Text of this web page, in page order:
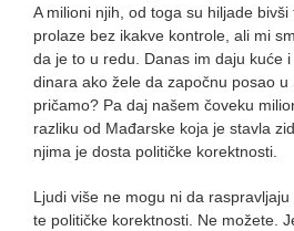
A milioni njih, od toga su hiljade
prolaze bez ikakve kontrole, ali mi
da je to u redu. Danas im daju kuće
dinara ako žele da započnu posao
pričamo? Pa daj našem čoveku
razliku od Mađarske koja je stavla
njima je dosta političke korektnosti.
Ljudi više ne mogu ni da
te političke korektnosti. Ne možete.